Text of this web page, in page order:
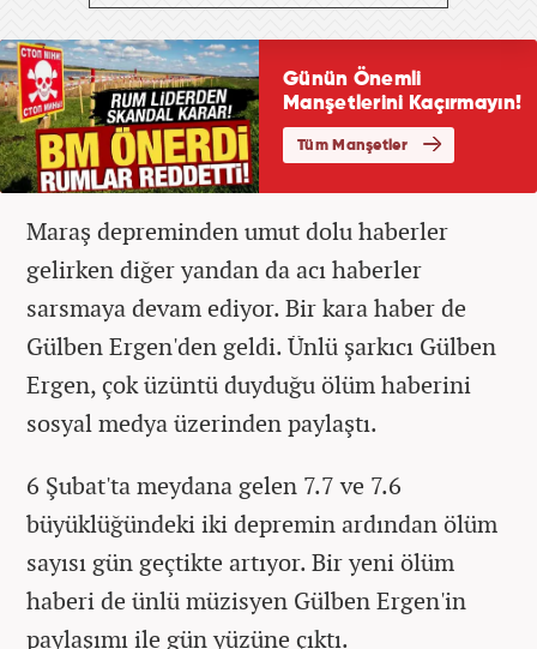
Maraş depreminden umut dolu haberler
gelirken diğer yandan da acı haberler
sarsmaya devam ediyor. Bir kara haber de
Gülben Ergen'den geldi. Ünlü şarkıcı Gülben
Ergen, çok üzüntü duyduğu ölüm haberini
sosyal medya üzerinden paylaştı.
6 Şubat'ta meydana gelen 7.7 ve 7.6
büyüklüğündeki iki depremin ardından ölüm
sayısı gün geçtikte artıyor. Bir yeni ölüm
haberi de ünlü müzisyen Gülben Ergen'in
paylaşımı ile gün yüzüne çıktı.